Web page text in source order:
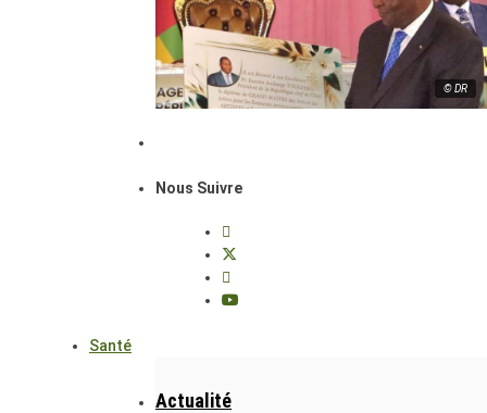
© DR
Nous Suivre
Santé
Actualité